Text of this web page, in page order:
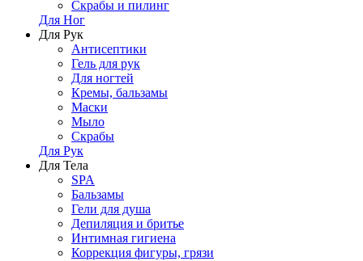
Скрабы и пилинг
Для Ног
Для Рук
Антисептики
Гель для рук
Для ногтей
Кремы, бальзамы
Маски
Мыло
Скрабы
Для Рук
Для Тела
SPA
Бальзамы
Гели для душа
Депиляция и бритье
Интимная гигиена
Коррекция фигуры, грязи